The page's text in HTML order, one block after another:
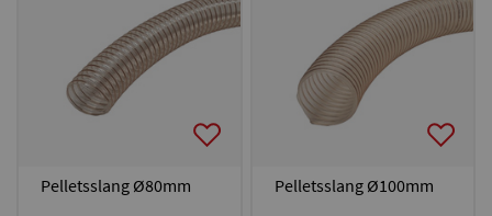
Pelletsslang Ø80mm Pelletsslang Ø100mm